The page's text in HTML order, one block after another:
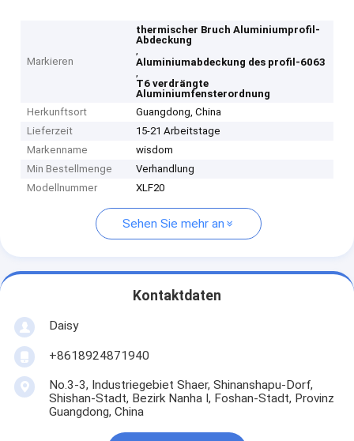
Markieren
thermischer Bruch Aluminiumprofil-
Abdeckung
,
Aluminiumabdeckung des profil-6063
,
T6 verdrängte
Aluminiumfensterordnung
Herkunftsort
Guangdong, China
Lieferzeit
15-21 Arbeitstage
Markenname
wisdom
Min Bestellmenge
Verhandlung
Modellnummer
XLF20
Sehen Sie mehr an
Kontaktdaten
Daisy
+8618924871940
No.3-3, Industriegebiet Shaer, Shinanshapu-Dorf,
Shishan-Stadt, Bezirk Nanha I, Foshan-Stadt, Provinz
Guangdong, China